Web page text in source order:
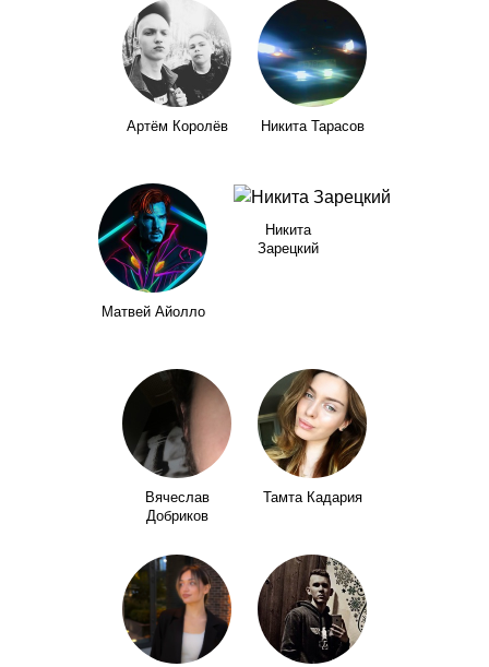
Артём Королёв Никита Тарасов
Матвей Айолло
Никита
Зарецкий
Вячеслав
Добриков
Тамта Кадария